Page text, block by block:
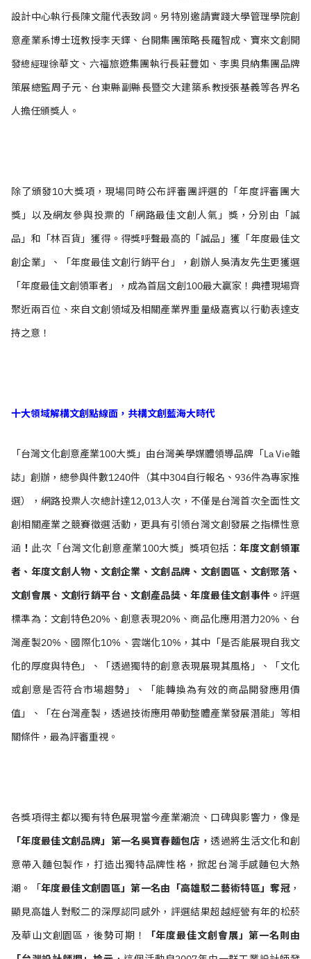
設計中心執行長陳文龍代表致詞。另特別邀請實踐大學管理學院創
意產業系博士班教授李天鐸、台開集團策略長羅智成、寶來文創開
發總經理徐華文、六福旅遊集團執行長莊豐如、李奧貝納集團品牌
策展總監周子元、台東縣副縣長暨交大建築系教授張基義等各界名
人擔任頒獎人。
除了頒發10大獎項，現場同時公布評審團評選的「年度評審團大
獎」以及網友參與投票的「網路最佳文創人氣」獎，分別由「誠
品」和「林百貨」獲得。得獎呼聲最高的「誠品」獲「年度最佳文
創企業」、「年度最佳文創行銷平台」，創辦人吳清友先生更獲選
「年度最佳文創領軍者」，成為首屆文創100最大贏家！典禮現場齊
聚近兩百位、來自文創領域及相關產業界重量級嘉賓以行動表達支
持之意！
十大領域解構文創點線面，共構文創藍海大時代
「台灣文化創意產業100大獎」由台灣美學媒體領導品牌「La Vie雜
誌」創辦，總參與件數1240件（其中304自行報名、936件為專家推
選），網路投票人次總計達12,013人次，不僅是台灣首次全面性文
創相關產業之競賽徵選活動，更具有引領台灣文創發展之指標性意
涵 ！ 此次「台灣文化創意產業100大獎」獎項包括：年度文創領軍
者、年度文創人物、文創企業、文創品牌、文創園區、文創聚落、
文創會展、文創行銷平台、文創產品獎、年度最佳文創事件。 評選
標準為：文創特色20%、創意表現20%、商品化應用潛力20%、台
灣產製20%、國際化10%、雲端化10%，其中「是否能展現自我文
化的厚度與特色」、「透過獨特的創意表現展現其風格」、「文化
或創意是否符合市場趨勢」、「能轉換為有效的商品開發應用價
值」、「在台灣產製，透過技術應用帶動整體產業發展潛能」等相
關條件，最為評審重視。
各獎項得主都以獨有特色展現當今產業潮流、口碑與影響力，像是
「年度最佳文創品牌」第一名吳寶春麵包店， 透過將生活文化和創
意帶入麵包製作，打造出獨特品牌性格，掀起台灣手感麵包大熱
潮。「年度最佳文創園區」第一名由「高雄駁二藝術特區」奪冠 ，
顯見高雄人對駁二的深厚認同感外，評選結果超越經營有年的松菸
及華山文創園區，後勢可期！
「年度最佳文創會展」第一名則由